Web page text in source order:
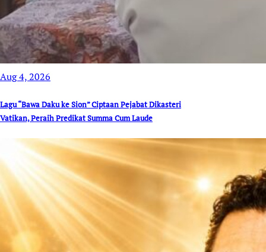
Aug 4, 2026
Lagu “Bawa Daku ke Sion” Ciptaan Pejabat Dikasteri
Vatikan, Peraih Predikat Summa Cum Laude